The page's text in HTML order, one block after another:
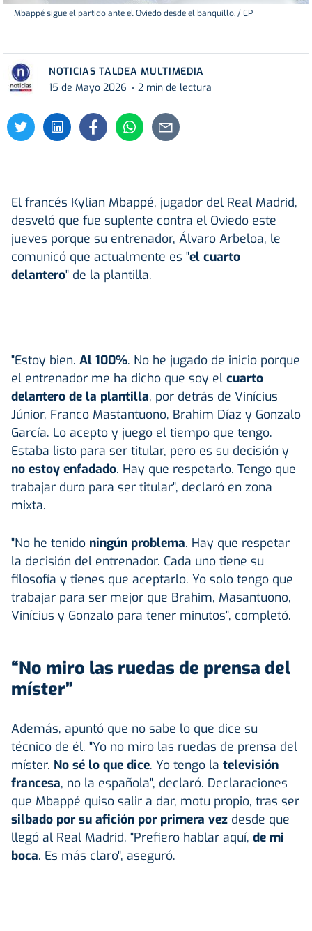
Mbappé sigue el partido ante el Oviedo desde el banquillo. / EP
NOTICIAS TALDEA MULTIMEDIA
15 de Mayo 2026
2 min de lectura
El francés Kylian Mbappé, jugador del Real Madrid,
desveló que fue suplente contra el Oviedo este
jueves porque su entrenador, Álvaro Arbeloa, le
comunicó que actualmente es "el cuarto
delantero" de la plantilla.
"Estoy bien. Al 100%. No he jugado de inicio porque
el entrenador me ha dicho que soy el cuarto
delantero de la plantilla, por detrás de Vinícius
Júnior, Franco Mastantuono, Brahim Díaz y Gonzalo
García. Lo acepto y juego el tiempo que tengo.
Estaba listo para ser titular, pero es su decisión y
no estoy enfadado. Hay que respetarlo. Tengo que
trabajar duro para ser titular", declaró en zona
mixta.
"No he tenido ningún problema. Hay que respetar
la decisión del entrenador. Cada uno tiene su
filosofía y tienes que aceptarlo. Yo solo tengo que
trabajar para ser mejor que Brahim, Masantuono,
Vinícius y Gonzalo para tener minutos", completó.
“No miro las ruedas de prensa del
míster”
Además, apuntó que no sabe lo que dice su
técnico de él. "Yo no miro las ruedas de prensa del
míster. No sé lo que dice. Yo tengo la televisión
francesa, no la española", declaró. Declaraciones
que Mbappé quiso salir a dar, motu propio, tras ser
silbado por su afición por primera vez desde que
llegó al Real Madrid. "Prefiero hablar aquí, de mi
boca. Es más claro", aseguró.